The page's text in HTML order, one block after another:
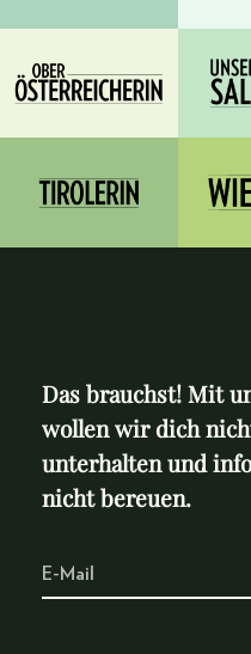
Das brauchst! Mit
wollen wir dich
unterhalten und
nicht bereuen.